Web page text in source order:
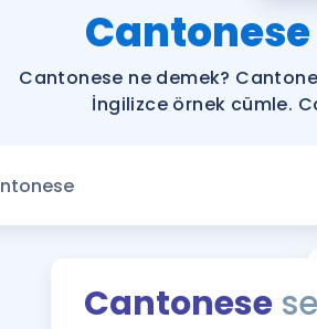
Cantonese
Cantonese ne demek?
İngilizce örnek cümle.
Cantonese